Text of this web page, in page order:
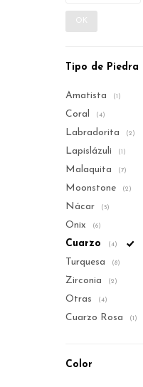
OK
Tipo de Piedra
Amatista (1)
Coral (4)
Labradorita (2)
Lapislázuli (1)
Malaquita (7)
Moonstone (2)
Nácar (5)
Onix (6)
Cuarzo (4)
Turquesa (8)
Zirconia (2)
Otras (4)
Cuarzo Rosa (1)
Color